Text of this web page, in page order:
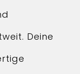
Deine